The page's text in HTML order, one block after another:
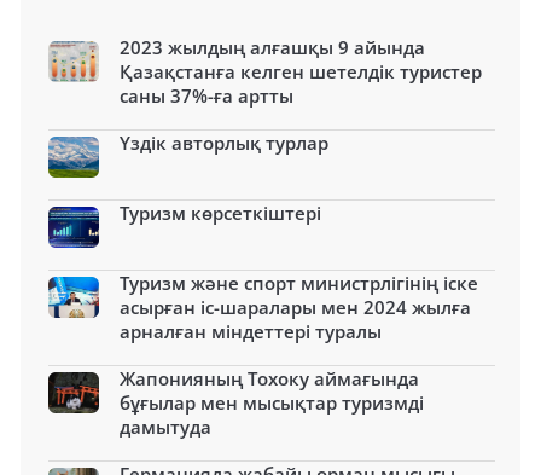
2023 жылдың алғашқы 9 айында
Қазақстанға келген шетелдік туристер
саны 37%-ға артты
Үздік авторлық турлар
Туризм көрсеткіштері
Туризм және спорт министрлігінің іске
асырған іс-шаралары мен 2024 жылға
арналған міндеттері туралы
Жапонияның Тохоку аймағында
бұғылар мен мысықтар туризмді
дамытуда